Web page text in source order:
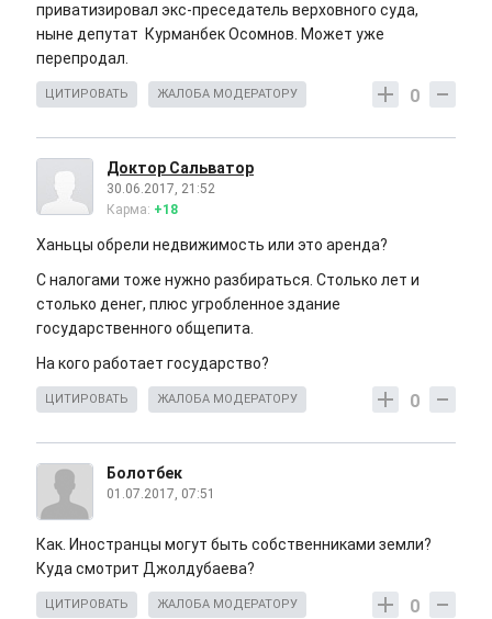
приватизировал экс-преседатель верховного суда,
ныне депутат Курманбек Осомнов. Может уже
перепродал.
0
ЦИТИРОВАТЬ ЖАЛОБА МОДЕРАТОРУ
Доктор Сальватор
30.06.2017, 21:52
Карма: +18
Ханьцы обрели недвижимость или это аренда?
С налогами тоже нужно разбираться. Столько лет и
столько денег, плюс угробленное здание
государственного общепита.
На кого работает государство?
0
ЦИТИРОВАТЬ ЖАЛОБА МОДЕРАТОРУ
Болотбек
01.07.2017, 07:51
Как. Иностранцы могут быть собственниками земли?
Куда смотрит Джолдубаева?
0
ЦИТИРОВАТЬ ЖАЛОБА МОДЕРАТОРУ